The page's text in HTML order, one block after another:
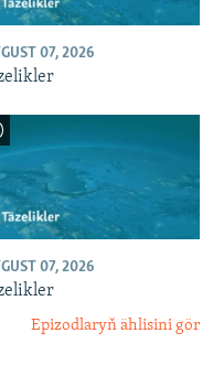
07, 2026
07, 2026
Epizodlaryň ählisini gör